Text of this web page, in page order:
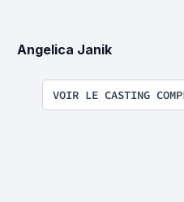
Angelica Janik
VOIR LE CASTING